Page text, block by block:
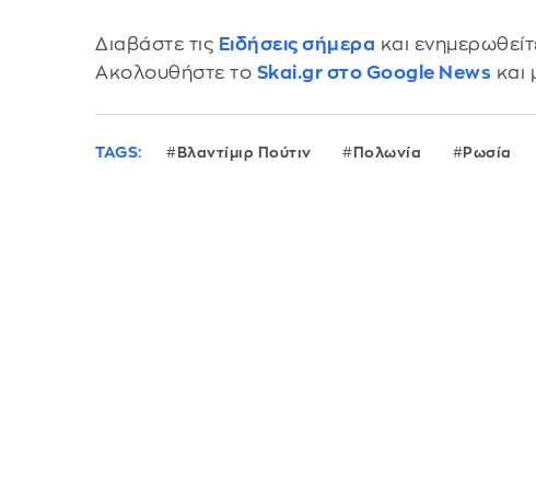
Διαβάστε τις Ειδήσεις σήμερα και
Ακολουθήστε το Skai.gr στο Google News και
TAGS: Βλαντίμιρ Πούτιν Πολωνία Ρωσία